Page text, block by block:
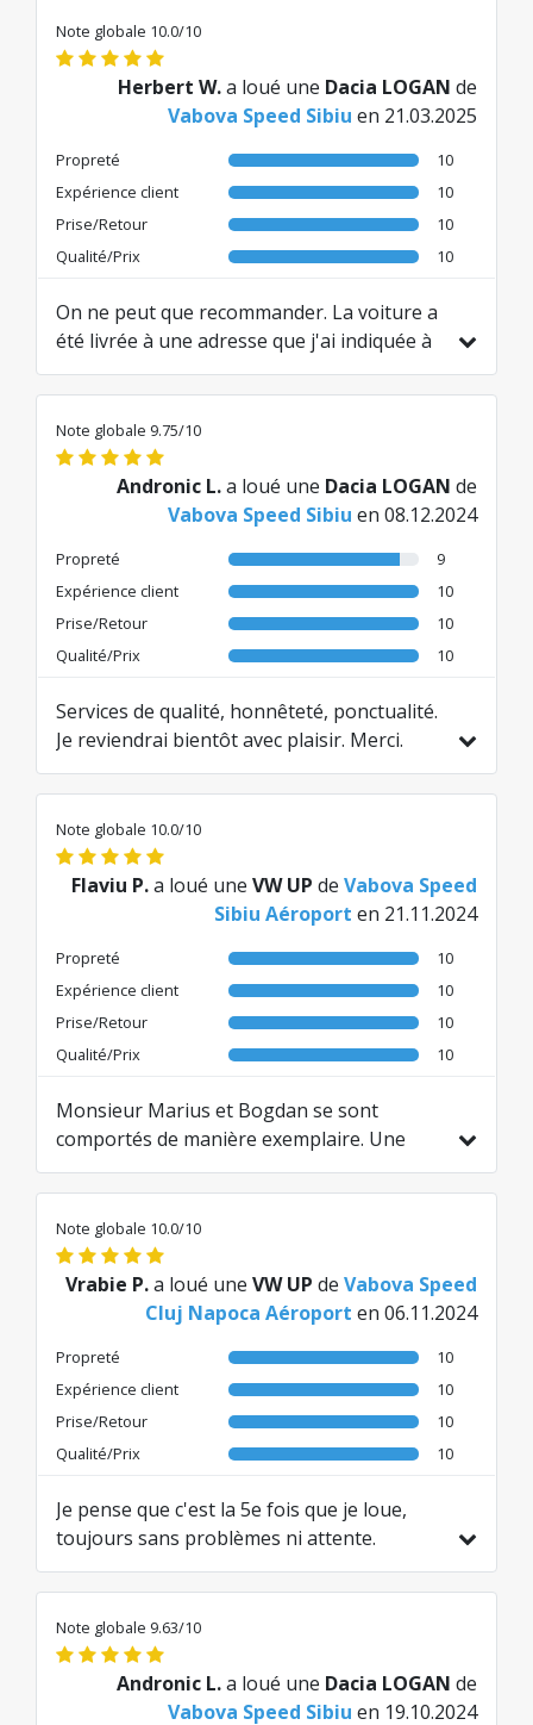
Note globale 10.0/10
Herbert W.a loué une Dacia LOGAN de
Vabova Speed Sibiu en 21.03.2025
Propreté
10
Expérience client
10
Prise/Retour
10
Qualité/Prix
10
On ne peut que recommander. La voiture a
été livrée à une adresse que j'ai indiquée à
Sibiu et récupérée à l'heure. L'agent était
très sympathique et serviable. Tout s'est
déroulé de manière très simple. S'il y avait
15 points à donner pour cela, ils en
recevraient 15 de ma part. Je ne peux que
recommander et je louerai une voiture à
👍👍👍👍👍👍👍👍👍👍
Traduit de DE par AI
Note globale 9.75/10
Andronic L.a loué une Dacia LOGAN de
Vabova Speed Sibiu en 08.12.2024
Propreté
9
Expérience client
10
Prise/Retour
10
Qualité/Prix
10
Services de qualité, honnêteté, ponctualité.
Je reviendrai bientôt avec plaisir. Merci.
Note globale 10.0/10
Flaviu P.a loué une VW UP de Vabova Speed
Sibiu Aéroport en 21.11.2024
Propreté
10
Expérience client
10
Prise/Retour
10
Qualité/Prix
10
Monsieur Marius et Bogdan se sont
comportés de manière exemplaire. Une
entreprise roumaine offrant des services
aux normes occidentales ! Je vais
certainement les recontacter ! Merci pour
votre aide !
Traduit de RO par AI
Note globale 10.0/10
Vrabie P.a loué une VW UP de Vabova Speed
Cluj Napoca Aéroport en 06.11.2024
Propreté
10
Expérience client
10
Prise/Retour
10
Qualité/Prix
10
Je pense que c'est la 5e fois que je loue,
toujours sans problèmes ni attente.
Exactement comme je m'attends à ce que
cela fonctionne.
Traduit de RO par AI
Note globale 9.63/10
Andronic L.a loué une Dacia LOGAN de
Vabova Speed Sibiu en 19.10.2024